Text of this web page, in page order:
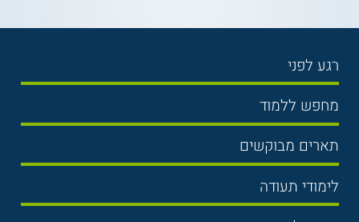
רגע לפני
בחירת לימודים
תנאי קבלה
שכר לימוד
אוניברסיטה
מכללות
מחפש ללמוד
תואר ראשון
תואר שני
הכנה לבגרות
תארים מבוקשים
משפטים
מנהל עסקים
לימודי תעודה